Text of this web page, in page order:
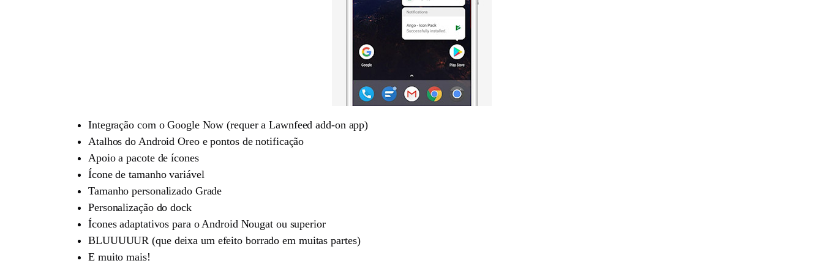
Integração com o Google Now (requer a Lawnfeed add-on app)
Atalhos do Android Oreo e pontos de notificação
Apoio a pacote de ícones
Ícone de tamanho variável
Tamanho personalizado Grade
Personalização do dock
Ícones adaptativos para o Android Nougat ou superior
BLUUUUUR (que deixa um efeito borrado em muitas partes)
E muito mais!